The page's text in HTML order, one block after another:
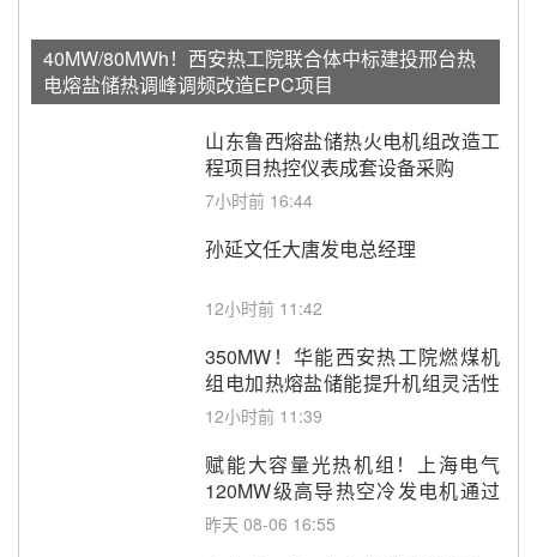
40MW/80MWh！西安热工院联合体中标建投邢台热
电熔盐储热调峰调频改造EPC项目
山东鲁西熔盐储热火电机组改造工
程项目热控仪表成套设备采购
7小时前 16:44
孙延文任大唐发电总经理
12小时前 11:42
350MW！华能西安热工院燃煤机
组电加热熔盐储能提升机组灵活性
改造项目初步设计第三方评审服务
12小时前 11:39
赋能大容量光热机组！上海电气
120MW级高导热空冷发电机通过
型式试验
昨天 08-06 16:55